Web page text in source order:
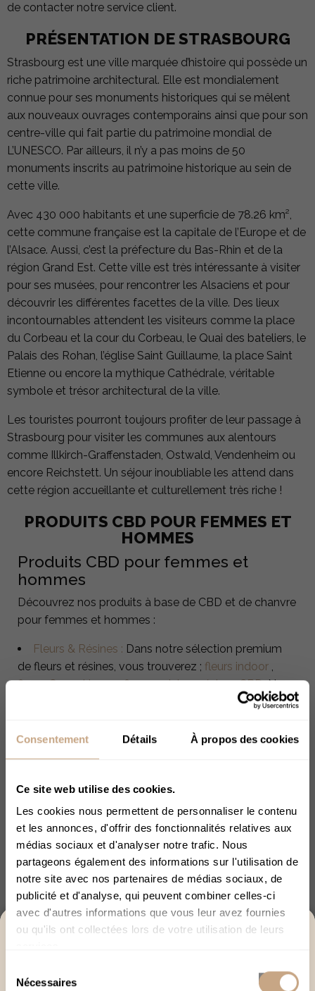
Consentement Détails À propos des cookies
Ce site web utilise des cookies.
Les cookies nous permettent de personnaliser le contenu
et les annonces, d'offrir des fonctionnalités relatives aux
médias sociaux et d'analyser notre trafic. Nous
partageons également des informations sur l'utilisation de
notre site avec nos partenaires de médias sociaux, de
publicité et d'analyse, qui peuvent combiner celles-ci
avec d'autres informations que vous leur avez fournies
ou qu'ils ont collectées lors de votre utilisation de leurs
Nécessaires
ACCÈS RÉSERVÉ AUX +18
de contacter notre service client.
PRÉSENTATION DE STRASBOURG
Strasbourg est une ville marquée d’histoire qui possède un
riche patrimoine architectural. Elle est mondialement
connue pour ses monuments historiques qui se mêlent
aux nouveaux ouvrages contemporains ainsi que pour son
centre-ville qui fait partie du patrimoine mondial de
L’UNESCO. Par ailleurs, il n’y a pas moins de 50
monuments inscrits au patrimoine historique au sein de
cette ville.
Avec 430 000 habitants et une superficie de 78.26 km²,
cette commune française est la capitale de l’Europe et de
l’Alsace. Aussi, c’est la préfecture du Bas-Rhin et de la
région Grand Est. Cette ville est très intéressante à visiter
pour ses musées, pour rencontrer les Alsaciens et pour
découvrir les différentes facettes de la ville. Des lieux
incontournables attendent les visiteurs comme la place
du Corbeau et la cour du Corbeau, le Quai des bateliers, le
Palais des Rohan, l’église Saint Guillaume, la place Saint
Etienne ou encore la mythique Cathédrale, véritable
symbole et trésor architectural de la ville.
Les touristes pourront toujours profiter de leur passage à
Strasbourg pour visiter les communes aux alentours
comme Illkirch-Graffenstaden, Ostwald, Vendenheim ou
encore Reichstett. Un séjour inoubliable les attend dans
cette région accueillante et culturellement très riche !
PRODUITS CBD POUR FEMMES ET
HOMMES
Produits CBD pour femmes et
hommes
Découvrez nos produits à base de CBD et de chanvre
pour femmes et hommes :
Fleurs & Résines : Dans notre sélection premium
de fleurs et résines, vous trouverez ; fleurs indoor ,
fleurs Green House,fleurs outdoor,résines CBD. Nous
proposons les variétés de CBD les plus mythiques et
en vaporisation, un vrai moment de relaxation vous
Huiles & Gélules :Particulièrement adaptées aux
personnes anxieuses et stressées, les huiles et Gélules
CBD sont pensées pour vous accompagner durant
vos moments de détente. Nous proposons différents
taux de concentration en cannabidiol :Huiles 5% CBD,
Huiles 10% CBD,Huiles 15% CBD ,Huiles 20% CBD,
Huiles 30% CBD,Huiles 40% CBD.
Produits d’alimentation: Pour les plus gourmands
d’Infusionset de . Vous prendrez plaisir à